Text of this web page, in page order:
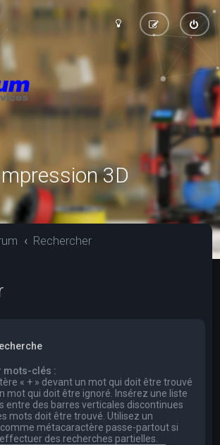
3D
Rechercher
mots-clés :
« + » devant un mot qui doit être trouvé
mot qui doit être ignoré. Insérez une liste
entre des barres verticales discontinues
mots doit être trouvé. Utilisez un
métacaractère passe-partout si
des recherches partielles.